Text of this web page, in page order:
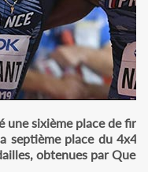
une sixième place de
place du
obtenues par